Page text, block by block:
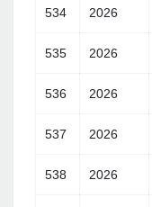
534 2026
535 2026
536 2026
537 2026
538 2026